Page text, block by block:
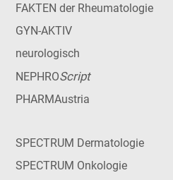
FAKTEN der Rheumatologie
GYN-AKTIV
neurologisch
NEPHROScript
PHARMAustria
SPECTRUM Dermatologie
SPECTRUM Onkologie